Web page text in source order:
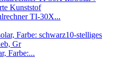
TI-30X...
Farbe:...